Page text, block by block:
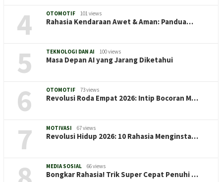
4 OTOMOTIF 101 views
Rahasia Kendaraan Awet & Aman: Pandua…
5 TEKNOLOGI DAN AI 100 views
Masa Depan AI yang Jarang Diketahui
6 OTOMOTIF 73 views
Revolusi Roda Empat 2026: Intip Bocoran M…
7 MOTIVASI 67 views
Revolusi Hidup 2026: 10 Rahasia Menginsta…
MEDIA SOSIAL 66 views
Bongkar Rahasia! Trik Super Cepat Penuhi …